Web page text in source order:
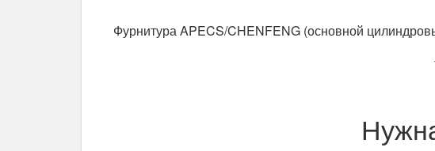
Фурнитура APECS/CHENFENG (основной